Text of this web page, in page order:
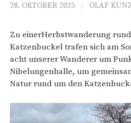
28. OKTOBER 2025 / OLAF
Zu einerHerbstwanderung
Katzenbuckel trafen sich am
acht unserer Wanderer um
Nibelungenhalle, um
Natur rund um den